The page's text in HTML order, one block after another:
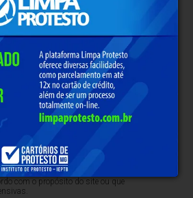
economicamente e
da fabricação.
parte do nosso grupo no
WhatsApp
é de responsabilidade de quem
ao direito de reprovar ou eliminar
com o propósito do site ou que